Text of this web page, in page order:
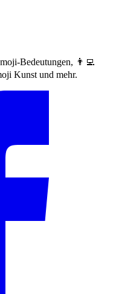
Bedeutungen, 👨‍💻
Kunst und mehr.